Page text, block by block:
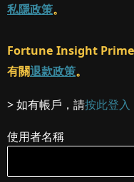
私隱政策。
Fortune Insight Prime
有關退款政策。
> 如有帳戶，請按此登入
使用者名稱